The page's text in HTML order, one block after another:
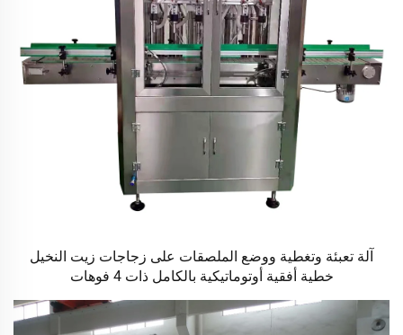
آلة تعبئة وتغطية ووضع الملصقات على زجاجات زيت النخيل
خطية أفقية أوتوماتيكية بالكامل ذات 4 فوهات